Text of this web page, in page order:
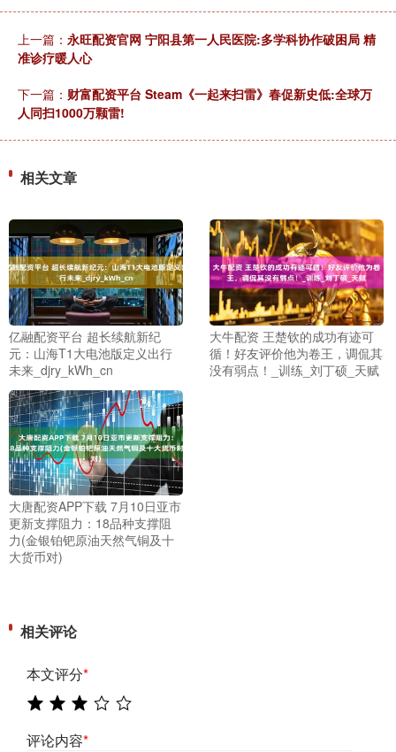
上一篇： 永旺配资官网 宁阳县第一人民医院:多学科协作破困局 精
准诊疗暖人心
下一篇： 财富配资平台 Steam《一起来扫雷》春促新史低:全球万
人同扫1000万颗雷!
相关文章
亿融配资平台 超长续航新纪
元：山海T1大电池版定义出行
未来_djry_kWh_cn
大牛配资 王楚钦的成功有迹可
循！好友评价他为卷王，调侃其
没有弱点！_训练_刘丁硕_天赋
大唐配资APP下载 7月10日亚市
更新支撑阻力：18品种支撑阻
力(金银铂钯原油天然气铜及十
大货币对)
相关评论
本文评分*
评论内容*